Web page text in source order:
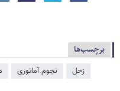
برچسب‌ها
زحل نجوم آماتوری